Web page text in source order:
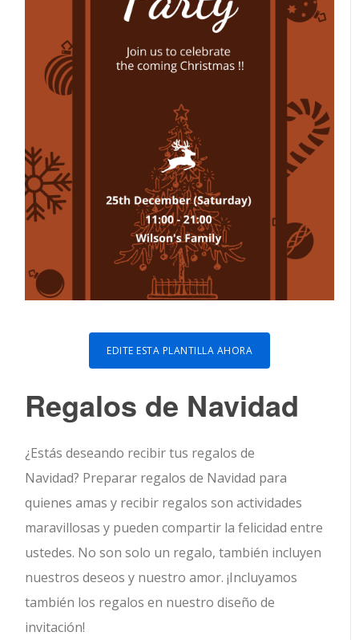
EDITE ESTA PLANTILLA AHORA
Regalos de Navidad
¿Estás deseando recibir tus regalos de
Navidad? Preparar regalos de Navidad para
quienes amas y recibir regalos son actividades
maravillosas y pueden compartir la felicidad entre
ustedes. No son solo un regalo, también incluyen
nuestros deseos y nuestro amor. ¡Incluyamos
también los regalos en nuestro diseño de
invitación!